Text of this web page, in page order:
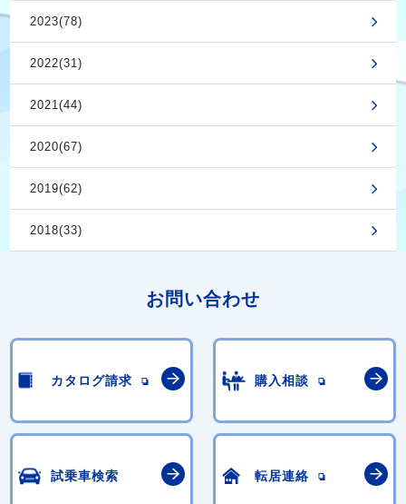
2023(78)
2022(31)
2021(44)
2020(67)
2019(62)
2018(33)
お問い合わせ
カタログ請求 購入相談
試乗車検索 転居連絡